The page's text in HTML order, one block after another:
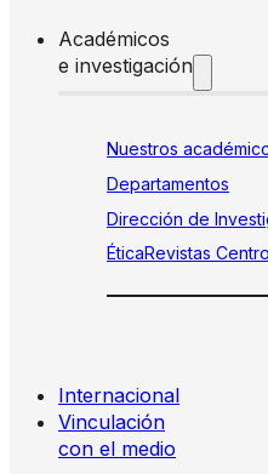
Académicos
e investigación
Nuestros
Departamentos
Dirección de
ÉticaRevistas
Internacional
Vinculación
con el medio